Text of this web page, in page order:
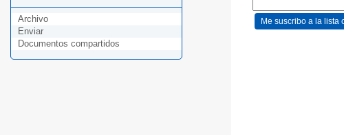
Archivo
Enviar
Documentos compartidos